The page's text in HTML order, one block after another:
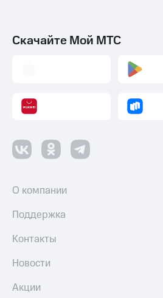
Скачайте Мой МТС
О компании
Поддержка
Контакты
Новости
Акции